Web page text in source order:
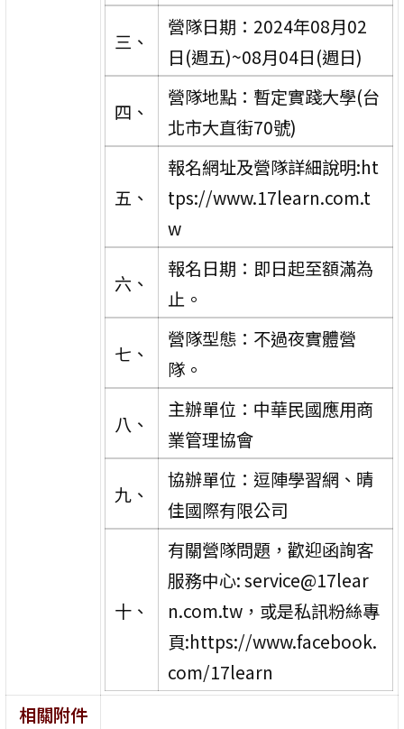
三、
營隊日期：2024年08月02
日(週五)~08月04日(週日)
四、
營隊地點：暫定實踐大學(台
北市大直街70號)
五、
報名網址及營隊詳細說明:ht
tps://www.17learn.com.t
w
六、
報名日期：即日起至額滿為
止。
七、
營隊型態：不過夜實體營
隊。
八、
主辦單位：中華民國應用商
業管理協會
九、
協辦單位：逗陣學習網、晴
佳國際有限公司
十、
有關營隊問題，歡迎函詢客
服務中心: service@17lear
n.com.tw，或是私訊粉絲專
頁:https://www.facebook.
com/17learn
相關附件